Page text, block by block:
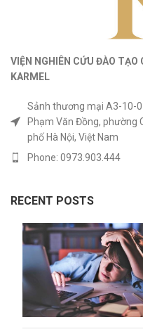
VIỆN NGHIÊN CỨU ĐÀO TẠO
KARMEL
Sảnh thương mại A3-10-
Phạm Văn Đồng, phường
phố Hà Nội, Việt Nam
Phone: 0973.903.444
RECENT POSTS